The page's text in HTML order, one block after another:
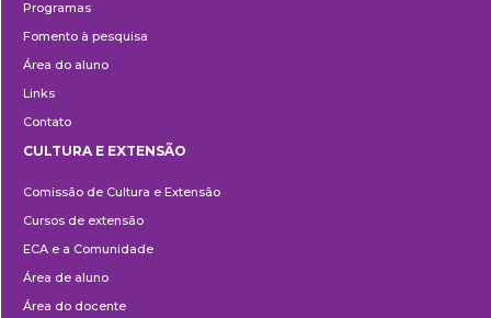
Programas
Fomento à pesquisa
Área do aluno
Links
Contato
e
Extensão
CULTURA E EXTENSÃO
Comissão de Cultura e Extensão
Cursos de extensão
ECA e a Comunidade
Área de aluno
Área do docente